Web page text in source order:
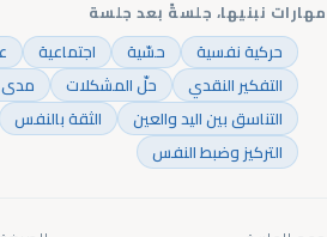
مهارات نبنيها، جلسةً بعد جلسة
حركية نفسية
حسّية اجتماعية
التفكير النقدي
حلّ المشكلات
مدى
التناسق بين اليد والعين
الثقة بالنفس
التركيز وضبط النفس